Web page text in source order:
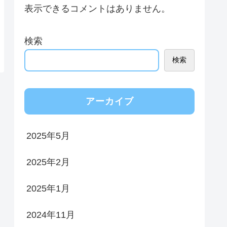
表示できるコメントはありません。
検索
検索
アーカイブ
2025年5月
2025年2月
2025年1月
2024年11月